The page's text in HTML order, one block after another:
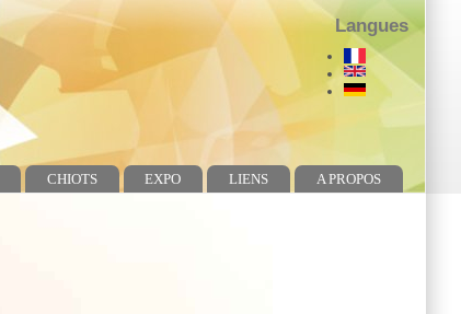
Langues
CHIOTS EXPO LIENS
A PROPOS